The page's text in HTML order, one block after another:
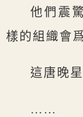
他們震
樣的組織會
這唐晚
……